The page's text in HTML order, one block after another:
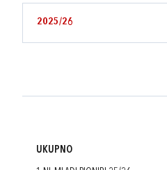
2025/26
UKUPNO